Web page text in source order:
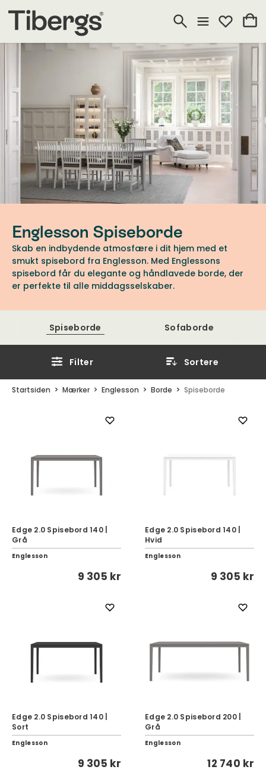
Englesson Spiseborde
Skab en indbydende atmosfære i dit hjem med et
smukt spisebord fra Englesson. Med Englessons
spisebord får du elegante og håndlavede borde, der
er perfekte til alle middagsselskaber.
Spiseborde Sofaborde
Filter Sortere
Startsiden Mærker Englesson Borde Spiseborde
Edge 2.0 Spisebord 140 |
Grå
Englesson
9 305 kr
Edge 2.0 Spisebord 140 |
Hvid
Englesson
9 305 kr
Edge 2.0 Spisebord 140 |
Sort
Englesson
9 305 kr
Edge 2.0 Spisebord 200 |
Grå
Englesson
12 740 kr